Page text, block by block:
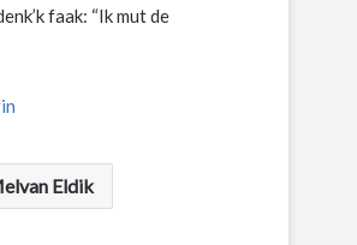
faak: “Ik mut de
Eldik